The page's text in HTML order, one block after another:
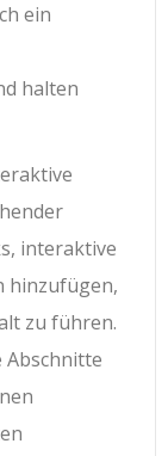
ein
halten
interaktive
hinzufügen,
zu führen.